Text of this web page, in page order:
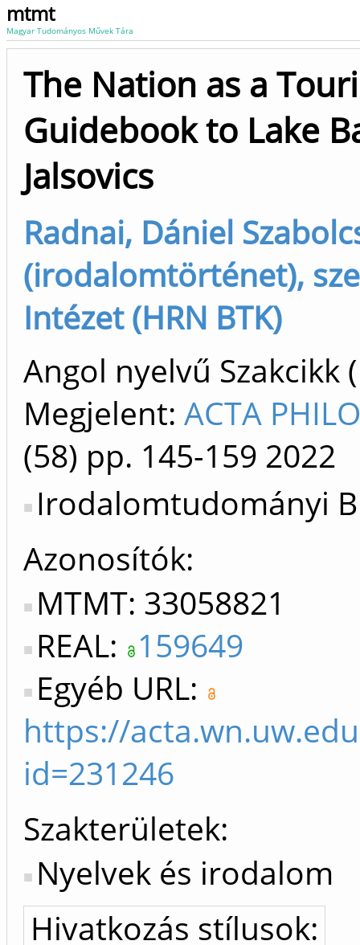
mtmt
Magyar Tudományos Művek Tára
The Nation as a
Guidebook to Lake
Jalsovics
Radnai, Dániel
(irodalomtörténet),
Intézet (HRN BTK)
Angol nyelvű
Megjelent: ACTA
(58) pp. 145-159 2022
Irodalomtudományi
Azonosítók
MTMT: 33058821
REAL: 159649
Egyéb URL:
https://
id=231246
Szakterületek:
Nyelvek és irodalom
Hivatkozás stílusok: